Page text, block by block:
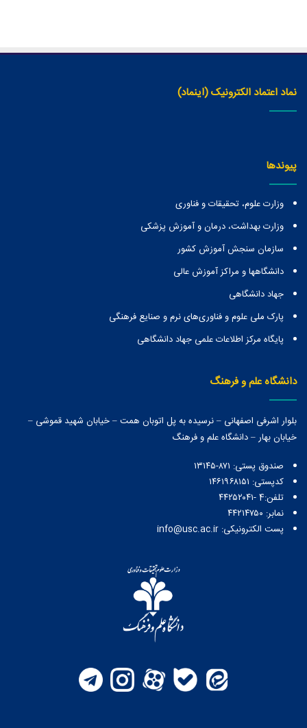
نماد اعتماد الکترونیک (اینماد)
پیوندها
وزارت علوم، تحقیقات و فناوری
وزارت بهداشت، درمان و آموزش پزشکی
سازمان سنجش آموزش کشور
دانشگاهها و مراكز آموزش عالی
جهاد دانشگاهی
پارک ملی علوم و فناوری‌های نرم و صنایع فرهنگی
پایگاه مرکز اطلاعات علمی جهاد دانشگاهی
دانشگاه علم و فرهنگ
بلوار اشرفی اصفهانی – نرسیده به پل اتوبان همت – خیابان شهید قموشی –
خیابان بهار – دانشگاه علم و فرهنگ
صندوق پستی:‌ ۸۷۱-۱۳۱۴۵
کدپستی: ۱۴۶۱۹۶۸۱۵۱
تلفن:4 -۴۴۲۵۲۰۴۱
نمابر: ۴۴۲۱۴۷۵۰
پست الکترونیکی: info@usc.ac.ir